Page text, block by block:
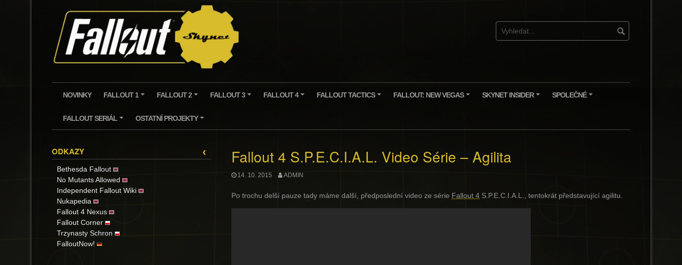
NOVINKY FALLOUT 1 FALLOUT 2 FALLOUT 3 FALLOUT 4 FALLOUT TACTICS FALLOUT: NEW VEGAS SKYNET INSIDER SPOLEČNÉ
+
FALLOUT SERIÁL
+
OSTATNÍ PROJEKTY
Fallout 4 S.P.E.C.I.A.L. Video Série – Agilita
14. 10. 2015 ADMIN
Po trochu delší pauze tady máme další, předposlední video ze série Fallout 4 S.P.E.C.I.A.L., tentokrát představující agilitu.
‹
ODKAZY
Bethesda Fallout
No Mutants Allowed
Independent Fallout Wiki
Nukapedia
Fallout 4 Nexus
Fallout Corner
Trzynasty Schron
FalloutNow!